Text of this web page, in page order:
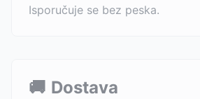
Isporučuje se bez peska.
🚚 Dostava